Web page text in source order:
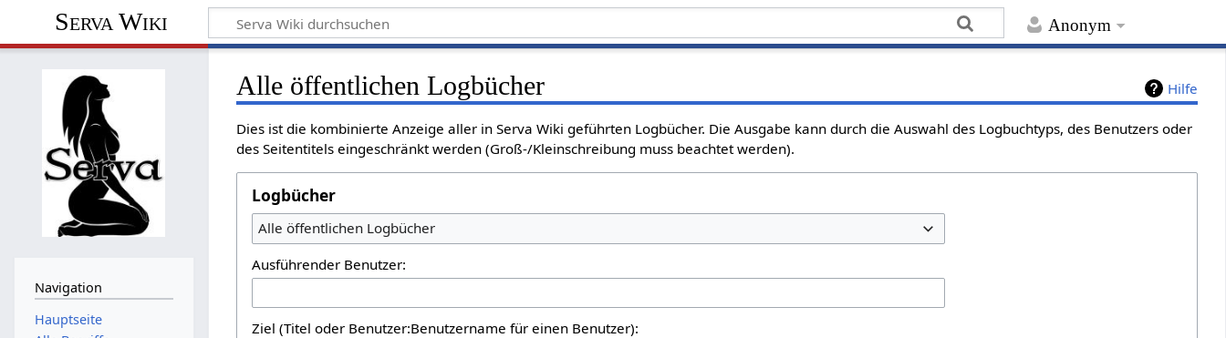
Anonym
Serva Wiki
Hilfe
Alle öffentlichen Logbücher
Dies ist die kombinierte Anzeige aller in Serva Wiki geführten Logbücher. Die Ausgabe kann durch die Auswahl des Logbuchtyps, des Benutzers oder
des Seitentitels eingeschränkt werden (Groß-/Kleinschreibung muss beachtet werden).
Logbücher
Alle öffentlichen Logbücher
Ausführender Benutzer:
Ziel (Titel oder Benutzer:Benutzername für einen Benutzer):
Navigation
Hauptseite